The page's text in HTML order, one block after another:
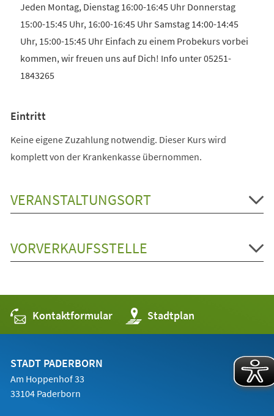
Jeden Montag, Dienstag 16:00-16:45 Uhr Donnerstag
15:00-15:45 Uhr, 16:00-16:45 Uhr Samstag 14:00-14:45
Uhr, 15:00-15:45 Uhr Einfach zu einem Probekurs vorbei
kommen, wir freuen uns auf Dich! Info unter 05251-
1843265
Eintritt
Keine eigene Zuzahlung notwendig. Dieser Kurs wird
komplett von der Krankenkasse übernommen.
VERANSTALTUNGSORT
VORVERKAUFSSTELLE
Kontaktformular Stadtplan
(Öffnet
in
einem
STADT PADERBORN
Am Hoppenhof 33
33104 Paderborn